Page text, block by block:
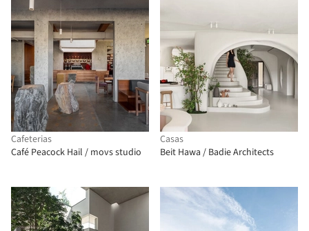
Cafeterias
Café Peacock Hail / movs studio
Casas
Beit Hawa / Badie Architects